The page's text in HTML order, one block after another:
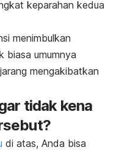
keparahan kedua
menimbulkan
biasa umumnya
mengakibatkan
tidak kena
di atas, Anda bisa